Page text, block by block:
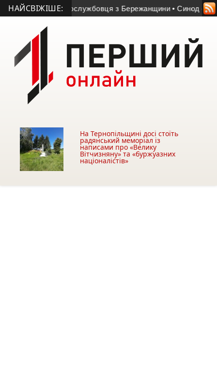
НАЙСВІЖІШЕ:
військовослужбовця з Бережанщини • Синод обрав
На Тернопільщині досі стоїть
радянський меморіал із
написами про «Велику
Вітчизняну» та «буржуазних
націоналістів»